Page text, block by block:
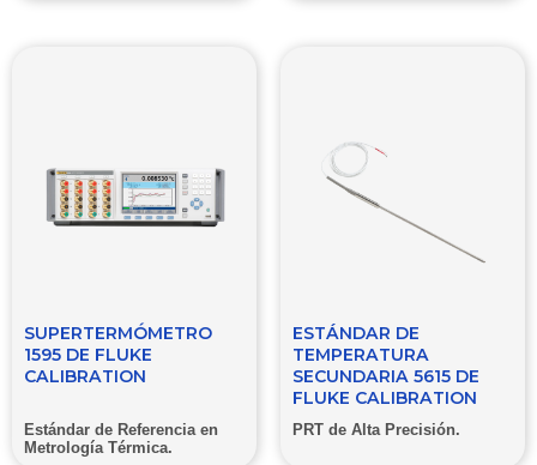
SUPERTERMÓMETRO
1595 DE FLUKE
CALIBRATION
Estándar de Referencia en
Metrología Térmica.
ESTÁNDAR DE
TEMPERATURA
SECUNDARIA 5615 DE
FLUKE CALIBRATION
PRT de Alta Precisión.